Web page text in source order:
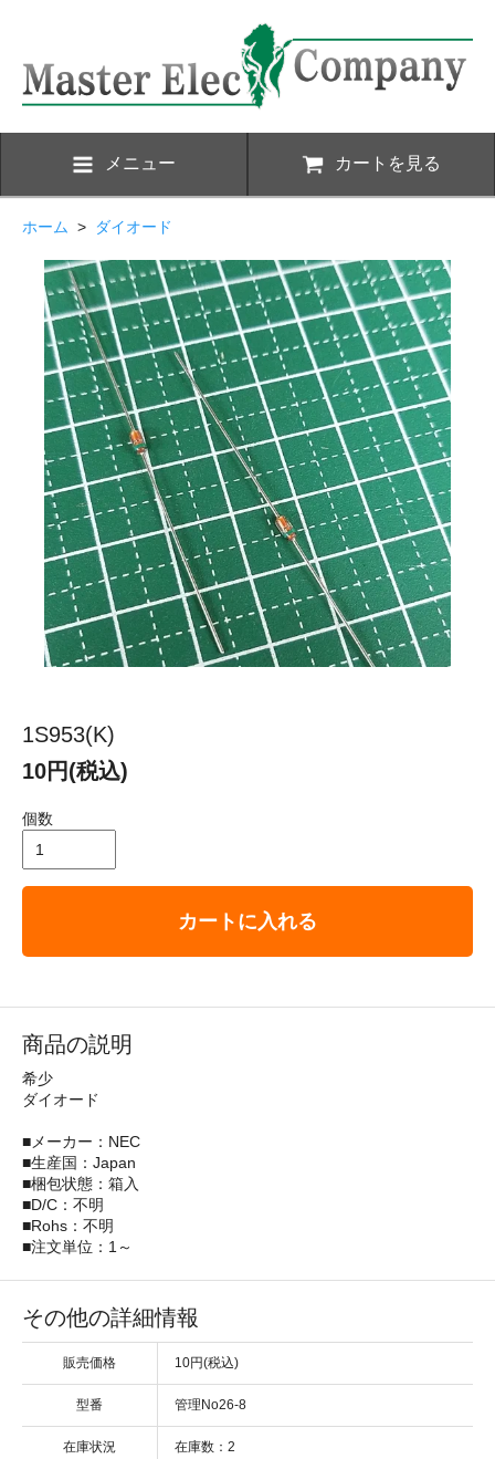
メニュー カートを見る
ホーム > ダイオード
1S953(K)
10円(税込)
個数
カートに入れる
商品の説明
希少
ダイオード
■メーカー：NEC
■生産国：Japan
■梱包状態：箱入
■D/C：不明
■Rohs：不明
■注文単位：1～
その他の詳細情報
販売価格 10円(税込)
型番 管理No26-8
在庫状況 在庫数：2